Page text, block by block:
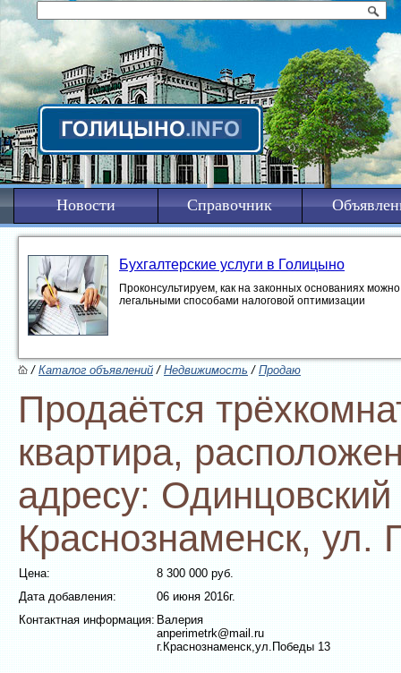
Новости Справочник
Бухгалтерские услуги в Голицыно
Проконсультируем, как на законных основаниях
легальными способами налоговой оптимизации
/Каталог объявлений/Недвижимость/Продаю
Продаётся
квартира,
адресу: Одинцовский
Краснознаменск, ул.
Цена:
8 300 000 руб.
Дата добавления:
06 июня 2016г.
Контактная информация: Валерия
anperimetrk@mail.ru
г.Краснознаменск,ул.Победы 13